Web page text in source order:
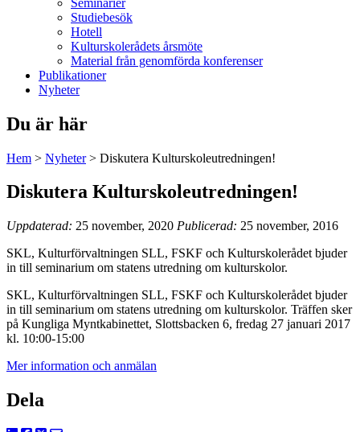
Studiebesök
Hotell
Kulturskolerådets årsmöte
Material från genomförda konferenser
Publikationer
Nyheter
Du är här
Hem > Nyheter> Diskutera Kulturskoleutredningen!
Diskutera Kulturskoleutredningen!
Uppdaterad: 25 november, 2020 Publicerad: 25 november, 2016
SKL, Kulturförvaltningen SLL, FSKF och Kulturskolerådet bjuder
in till seminarium om statens utredning om kulturskolor.
SKL, Kulturförvaltningen SLL, FSKF och Kulturskolerådet bjuder
in till seminarium om statens utredning om kulturskolor. Träffen sker
på Kungliga Myntkabinettet, Slottsbacken 6, fredag 27 januari 2017
kl. 10:00-15:00
Mer information och anmälan
Dela